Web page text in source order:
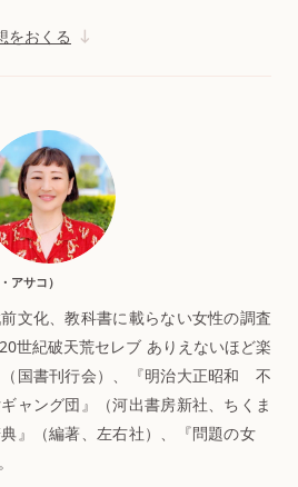
をおくる
アサコ）
文化、教科書に載らない女性の調査
世紀破天荒セレブ ありえないほど楽
国書刊行会）、『明治大正昭和 不
ャング団』（河出書房新社、ちくま
』（編著、左右社）、『問題の女